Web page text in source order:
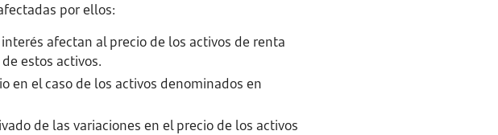
por ellos:
afectan al precio de los activos de renta
estos activos.
en el caso de los activos denominados en
de las variaciones en el precio de los activos